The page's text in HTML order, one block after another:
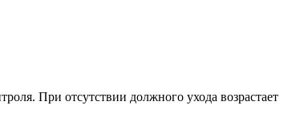
При отсутствии должного ухода возрастает